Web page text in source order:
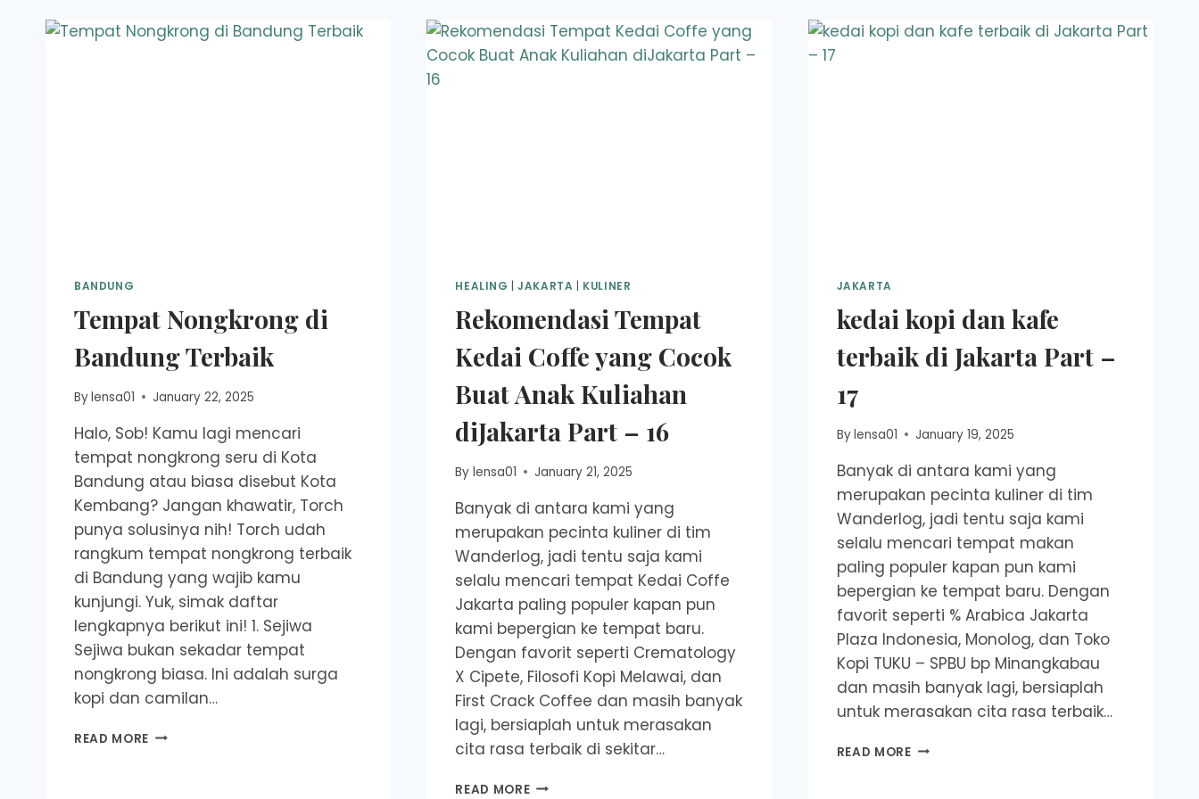
ISI
(INDONESIA)
YANG
BANDUNG
Tempat Nongkrong di
Bandung Terbaik
Bylensa01 January 22, 2025
Halo, Sob! Kamu lagi mencari
tempat nongkrong seru di Kota
Bandung atau biasa disebut Kota
Kembang? Jangan khawatir, Torch
punya solusinya nih! Torch udah
rangkum tempat nongkrong terbaik
di Bandung yang wajib kamu
kunjungi. Yuk, simak daftar
lengkapnya berikut ini! 1. Sejiwa
Sejiwa bukan sekadar tempat
nongkrong biasa. Ini adalah surga
kopi dan camilan…
READ MORE TEMPAT
HEALING |JAKARTA KULINER
Rekomendasi Tempat
Kedai Coffe yang Cocok
Buat Anak Kuliahan
diJakarta Part – 16
By lensa01 January 21, 2025
Banyak di antara kami yang
merupakan pecinta kuliner di tim
Wanderlog, jadi tentu saja kami
selalu mencari tempat Kedai Coffe
Jakarta paling populer kapan pun
kami bepergian ke tempat baru.
Dengan favorit seperti Crematology
X Cipete, Filosofi Kopi Melawai, dan
First Crack Coffee dan masih banyak
lagi, bersiaplah untuk merasakan
cita rasa terbaik di sekitar…
READ MOREREKOMENDASI
JAKARTA
kedai kopi dan kafe
terbaik di Jakarta Part –
17
Bylensa01 January 19, 2025
Banyak di antara kami yang
merupakan pecinta kuliner di tim
Wanderlog, jadi tentu saja kami
selalu mencari tempat makan
paling populer kapan pun kami
bepergian ke tempat baru. Dengan
favorit seperti % Arabica Jakarta
Plaza Indonesia, Monolog, dan Toko
Kopi TUKU – SPBU bp Minangkabau
dan masih banyak lagi, bersiaplah
untuk merasakan cita rasa terbaik…
READ MOREKEDAI